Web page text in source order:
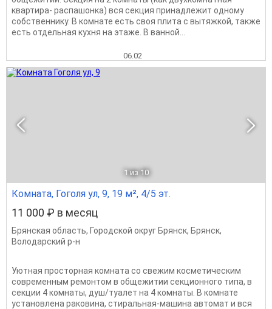
квартира- распашонка) вся секция принадлежит одному
собственнику. В комнате есть своя плита с вытяжкой, также
есть отдельная кухня на этаже. В ванной...
06.02
1 из 10
Комната, Гоголя ул, 9, 19 м², 4/5 эт.
11 000 ₽ в месяц
Брянская область, Городской округ Брянск, Брянск,
Володарский р-н
Уютная просторная комната со свежим косметическим
современным ремонтом в общежитии секционного типа, в
секции 4 комнаты, душ/туалет на 4 комнаты. В комнате
установлена раковина, стиральная-машина автомат и вся